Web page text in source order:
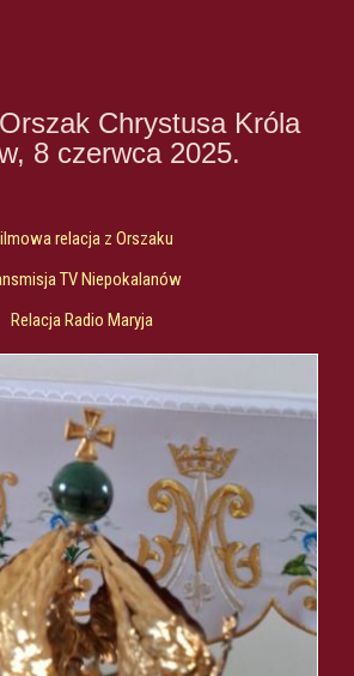
Chrystusa Króla
8 czerwca 2025.
relacja z Orszaku
TV Niepokalanów
Relacja Radio Maryja